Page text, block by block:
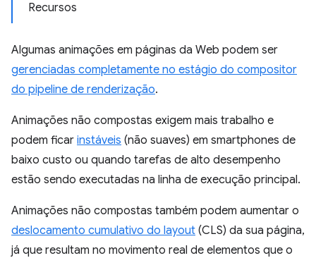
Recursos
Algumas animações em páginas da Web podem ser
gerenciadas completamente no estágio do compositor
do pipeline de renderização.
Animações não compostas exigem mais trabalho e
podem ficar instáveis (não suaves) em smartphones de
baixo custo ou quando tarefas de alto desempenho
estão sendo executadas na linha de execução principal.
Animações não compostas também podem aumentar o
deslocamento cumulativo do layout (CLS) da sua página,
já que resultam no movimento real de elementos que o